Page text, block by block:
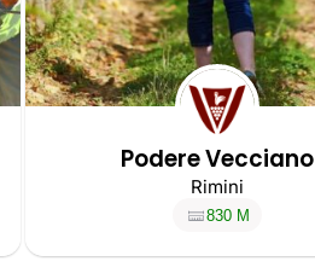
Podere Vecciano
Rimini
830 M